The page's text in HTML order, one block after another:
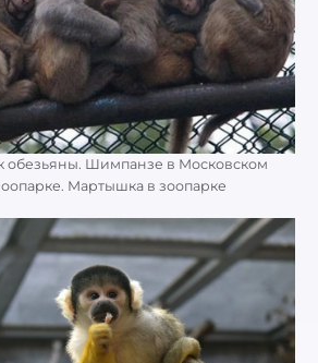
обезьяны. Шимпанзе в Московском
Мартышка в зоопарке